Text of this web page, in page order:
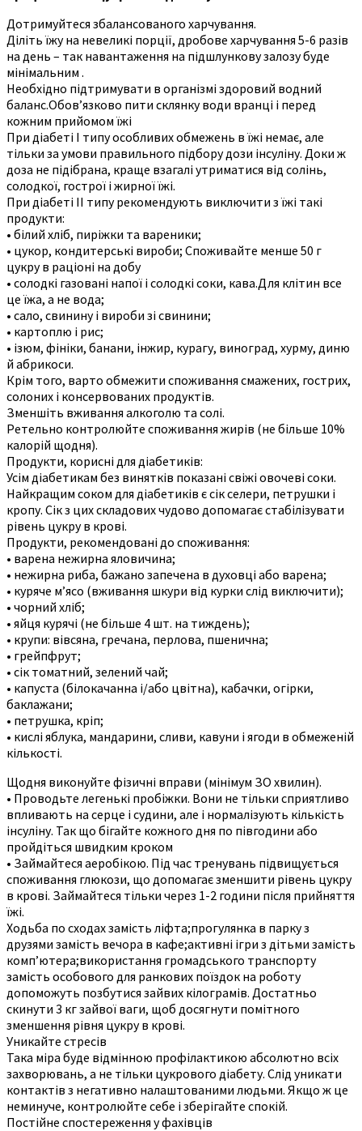
Дотримуйтеся збалансованого харчування.
Діліть їжу на невеликі порції, дробове харчування 5-6 разів
на день – так навантаження на підшлункову залозу буде
мінімальним .
Необхідно підтримувати в організмі здоровий водний
баланс.Обов’язково пити склянку води вранці і перед
кожним прийомом їжі
При діабеті I типу особливих обмежень в їжі немає, але
тільки за умови правильного підбору дози інсуліну. Доки ж
доза не підібрана, краще взагалі утриматися від солінь,
солодкої, гострої і жирної їжі.
При діабеті II типу рекомендують виключити з їжі такі
продукти:
• білий хліб, пиріжки та вареники;
• цукор, кондитерські вироби; Споживайте менше 50 г
цукру в раціоні на добу
• солодкі газовані напої і солодкі соки, кава.Для клітин все
це їжа, а не вода;
• сало, свинину і вироби зі свинини;
• картоплю і рис;
• ізюм, фініки, банани, інжир, курагу, виноград, хурму, диню
й абрикоси.
Крім того, варто обмежити споживання смажених, гострих,
солоних і консервованих продуктів.
Зменшіть вживання алкоголю та солі.
Ретельно контролюйте споживання жирів (не більше 10%
калорій щодня).
Продукти, корисні для діабетиків:
Усім діабетикам без винятків показані свіжі овочеві соки.
Найкращим соком для діабетиків є сік селери, петрушки і
кропу. Сік з цих складових чудово допомагає стабілізувати
рівень цукру в крові.
Продукти, рекомендовані до споживання:
• варена нежирна яловичина;
• нежирна риба, бажано запечена в духовці або варена;
• куряче м’ясо (вживання шкури від курки слід виключити);
• чорний хліб;
• яйця курячі (не більше 4 шт. на тиждень);
• крупи: вівсяна, гречана, перлова, пшенична;
• грейпфрут;
• сік томатний, зелений чай;
• капуста (білокачанна і/або цвітна), кабачки, огірки,
баклажани;
• петрушка, кріп;
• кислі яблука, мандарини, сливи, кавуни і ягоди в обмеженій
кількості.
Щодня виконуйте фізичні вправи (мінімум ЗО хвилин).
• Проводьте легенькі пробіжки. Вони не тільки сприятливо
впливають на серце і судини, але і нормалізують кількість
інсуліну. Так що бігайте кожного дня по півгодини або
пройдіться швидким кроком
• Займайтеся аеробікою. Під час тренувань підвищується
споживання глюкози, що допомагає зменшити рівень цукру
в крові. Займайтеся тільки через 1-2 години після прийняття
їжі.
Ходьба по сходах замість ліфта;прогулянка в парку з
друзями замість вечора в кафе;активні ігри з дітьми замість
комп’ютера;використання громадського транспорту
замість особового для ранкових поїздок на роботу
допоможуть позбутися зайвих кілограмів. Достатньо
скинути 3 кг зайвої ваги, щоб досягнути помітного
зменшення рівня цукру в крові.
Уникайте стресів
Така міра буде відмінною профілактикою абсолютно всіх
захворювань, а не тільки цукрового діабету. Слід уникати
контактів з негативно налаштованими людьми. Якщо ж це
неминуче, контролюйте себе і зберігайте спокій.
Постійне спостереження у фахівців